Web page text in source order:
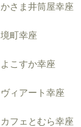
かさま井筒屋幸座
境町幸座
よこすか幸座
ヴィアート幸座
カフェとむら幸座